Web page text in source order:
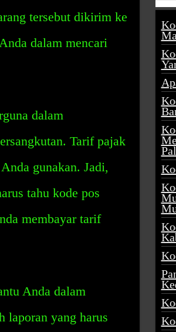
tersebut dikirim ke
dalam mencari
dalam
Tarif pajak
gunakan. Jadi,
tahu kode pos
membayar tarif
Anda dalam
laporan yang harus